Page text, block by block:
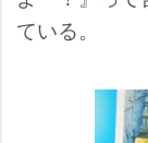
ている。